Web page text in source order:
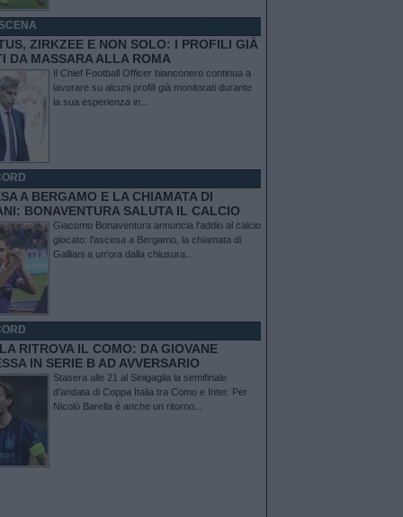
ZIRKZEE E NON SOLO: I PROFILI GIÀ
DA MASSARA ALLA ROMA
Il Chief Football Officer bianconero continua a
lavorare su alcuni profili già monitorati durante
la sua esperienza in...
A BERGAMO E LA CHIAMATA DI
BONAVENTURA SALUTA IL CALCIO
Giacomo Bonaventura annuncia l'addio al calcio
giocato: l'ascesa a Bergamo, la chiamata di
Galliani a un'ora dalla chiusura...
RITROVA IL COMO: DA GIOVANE
IN SERIE B AD AVVERSARIO
Stasera alle 21 al Sinigaglia la semifinale
d’andata di Coppa Italia tra Como e Inter. Per
Nicolò Barella è anche un ritorno...